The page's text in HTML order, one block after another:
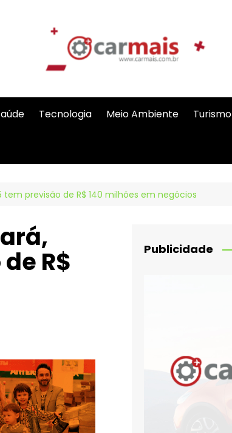
Tecnologia Meio Ambiente Turismo
previsão de R$ 140 milhões em negócios
R$ Publicidade